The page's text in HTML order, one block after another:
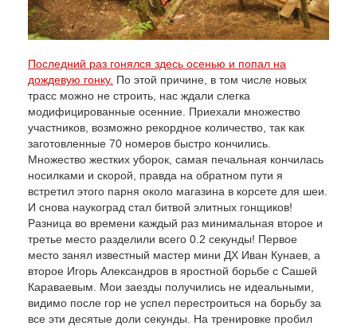
Последний раз гонялся здесь осенью и попал на
дождевую гонку. По этой причине, в том числе новых
трасс можно не строить, нас ждали слегка
модифицированные осенние. Приехали множество
участников, возможно рекордное количество, так как
заготовленные 70 номеров быстро кончились.
Множество жестких уборок, самая печальная кончилась
носилками и скорой, правда на обратном пути я
встретил этого парня около магазина в корсете для шеи.
И снова наукоград стал битвой элитных гонщиков!
Разница во времени каждый раз минимальная второе и
третье место разделили всего 0.2 секунды! Первое
место занял известный мастер мини ДХ Иван Кунаев, а
второе Игорь Александров в яростной борьбе с Сашей
Караваевым. Мои заезды получились не идеальными,
видимо после гор не успел перестроиться на борьбу за
все эти десятые доли секунды. На тренировке пробил